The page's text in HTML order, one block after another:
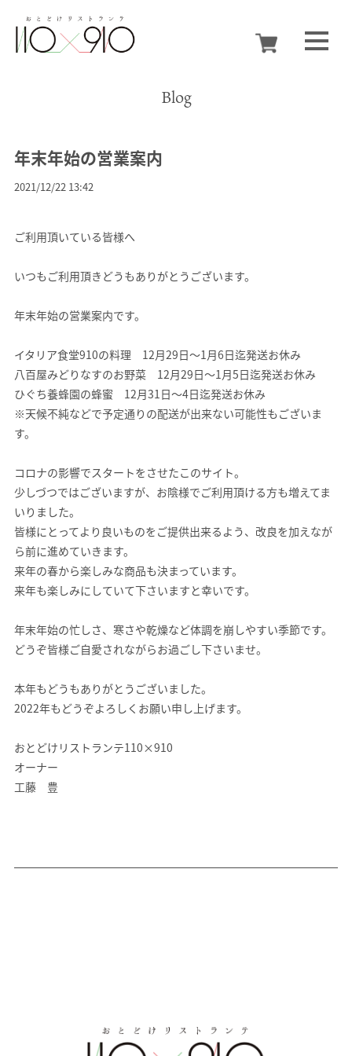
Blog
年末年始の営業案内
2021/12/22 13:42
ご利用頂いている皆様へ
いつもご利用頂きどうもありがとうございます。
年末年始の営業案内です。
イタリア食堂910の料理 12月29日〜1月6日迄発送お休み
八百屋みどりなすのお野菜 12月29日〜1月5日迄発送お休み
ひぐち養蜂園の蜂蜜 12月31日〜4日迄発送お休み
※天候不純などで予定通りの配送が出来ない可能性もございま
す。
コロナの影響でスタートをさせたこのサイト。
少しづつではございますが、お陰様でご利用頂ける方も増えてま
いりました。
皆様にとってより良いものをご提供出来るよう、改良を加えなが
ら前に進めていきます。
来年の春から楽しみな商品も決まっています。
来年も楽しみにしていて下さいますと幸いです。
年末年始の忙しさ、寒さや乾燥など体調を崩しやすい季節です。
どうぞ皆様ご自愛されながらお過ごし下さいませ。
本年もどうもありがとうございました。
2022年もどうぞよろしくお願い申し上げます。
おとどけリストランテ110×910
オーナー
工藤 豊